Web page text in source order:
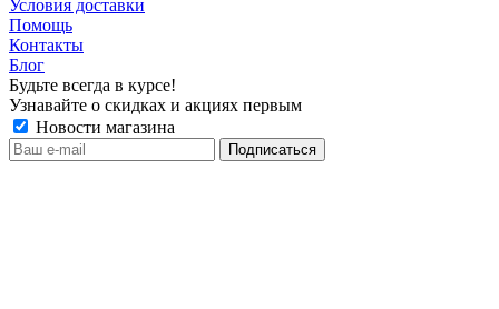
Условия доставки
Помощь
Контакты
Блог
Будьте всегда в курсе!
Узнавайте о скидках и акциях первым
Новости магазина